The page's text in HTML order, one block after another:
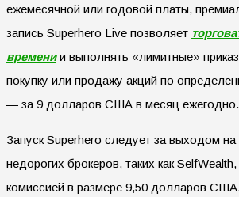
ежемесячной или годовой платы,
запись Superhero Live позволяет
времении выполнять «лимитные»
покупку или продажу акций по
— за 9 долларов США в месяц ежегодно.
Запуск Superhero следует за выходом на
недорогих брокеров, таких как
комиссией в размере 9,50 долларов США.